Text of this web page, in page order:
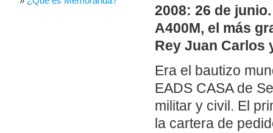
2008: 26 de
A400M, el más
Rey Juan Carlos
Era el bautizo
EADS CASA de
militar y civil. El
la cartera de